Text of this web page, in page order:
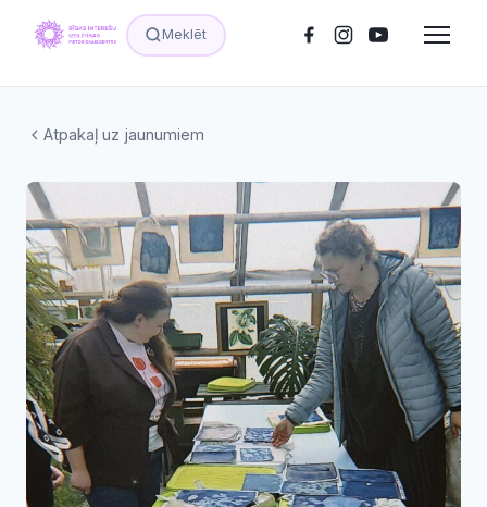
Meklēt
Atpakaļ uz jaunumiem